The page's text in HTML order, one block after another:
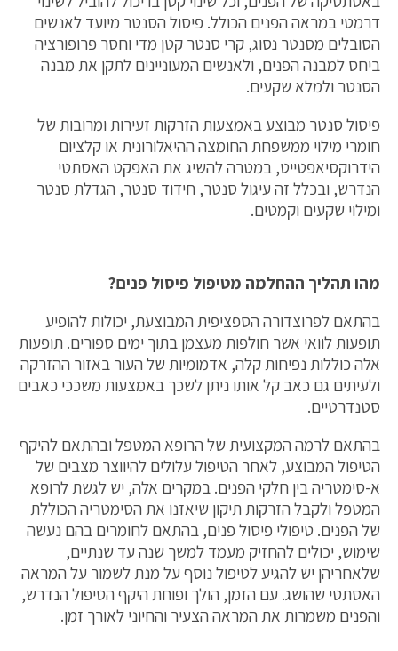
דרמטי במראה הפנים הכולל. פיסול הסנטר מיועד לאנשים
הסובלים מסנטר נסוג, קרי סנטר קטן מדי וחסר פרופורציה
ביחס למבנה הפנים, ולאנשים המעוניינים לתקן את מבנה
הסנטר ולמלא שקעים.
פיסול סנטר מבוצע באמצעות הזרקות זעירות ומרובות של
חומרי מילוי ממשפחת החומצה ההיאלורונית או קלציום
הידרוקסיאפטייט, במטרה להשיג את האפקט האסתטי
הנדרש, ובכלל זה עיגול סנטר, חידוד סנטר, הגדלת סנטר
ומילוי שקעים וקמטים.
מהו תהליך ההחלמה מטיפול פיסול פנים?
בהתאם לפרוצדורה הספציפית המבוצעת, יכולות להופיע
תופעות לוואי אשר חולפות מעצמן בתוך ימים ספורים. תופעות
אלה כוללות נפיחות קלה, אדמומיות של העור באזור ההזרקה
ולעיתים גם כאב קל אותו ניתן לשכך באמצעות משככי כאבים
סטנדרטיים.
בהתאם לרמה המקצועית של הרופא המטפל ובהתאם להיקף
הטיפול המבוצע, לאחר הטיפול עלולים להיווצר מצבים של
א-סימטריה בין חלקי הפנים. במקרים אלה, יש לגשת לרופא
המטפל ולקבל הזרקות תיקון שיאזנו את הסימטריה הכוללת
של הפנים. טיפולי פיסול פנים, בהתאם לחומרים בהם נעשה
שימוש, יכולים להחזיק מעמד למשך שנה עד שנתיים,
שלאחריהן יש להגיע לטיפול נוסף על מנת לשמור על המראה
האסתטי שהושג. עם הזמן, הולך ופוחת היקף הטיפול הנדרש,
והפנים משמרות את המראה הצעיר והחיוני לאורך זמן.